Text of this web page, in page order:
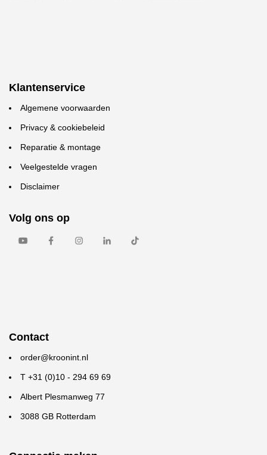
Klantenservice
Algemene voorwaarden
Privacy & cookiebeleid
Reparatie & montage
Veelgestelde vragen
Disclaimer
Volg ons op
Contact
order@kroonint.nl
T +31 (0)10 - 294 69 69
Albert Plesmanweg 77
3088 GB Rotterdam